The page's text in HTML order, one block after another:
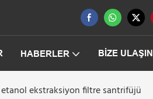
HABERLER BIZE ULAŞIN
ekstraksiyon filtre santrifüjü